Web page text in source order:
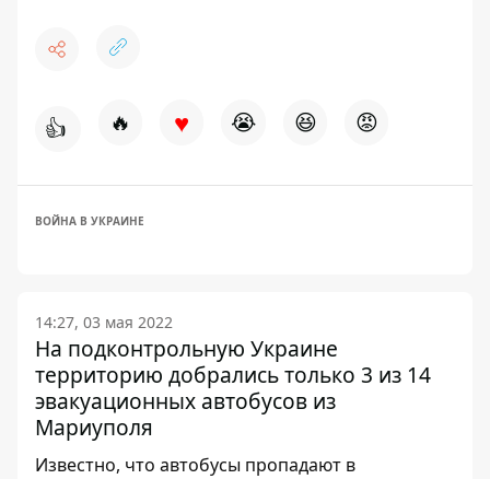
👍 🔥 ♥ 😭 😆 😡
ВОЙНА В УКРАИНЕ
14:27, 03 мая 2022
На подконтрольную Украине
территорию добрались только 3 из 14
эвакуационных автобусов из
Мариуполя
Известно, что автобусы пропадают в